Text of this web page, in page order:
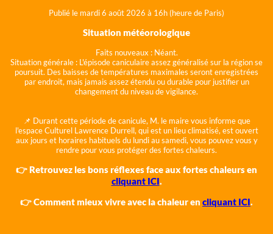
Publié le mardi 6 août 2026 à 16h (heure de Paris)
Situation météorologique
Faits nouveaux : Néant.
Situation générale : L'épisode caniculaire assez généralisé sur la région se
poursuit. Des baisses de températures maximales seront enregistrées
par endroit, mais jamais assez étendu ou durable pour justifier un
changement du niveau de vigilance.
📌 Durant cette période de canicule, M. le maire vous informe que
l'espace Culturel Lawrence Durrell, qui est un lieu climatisé, est ouvert
aux jours et horaires habituels du lundi au samedi, vous pouvez vous y
rendre pour vous protéger des fortes chaleurs.
👉 Retrouvez les bons réflexes face aux fortes chaleurs en
cliquant ICI.
👉 Comment mieux vivre avec la chaleur en cliquant ICI.